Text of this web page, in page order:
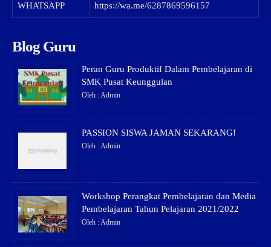
WHATSAPP https://wa.me/6287869596157
Blog Guru
Peran Guru Produktif Dalam Pembelajaran di
SMK Pusat Keunggulan
Oleh : Admin
PASSION SISWA JAMAN SEKARANG!
Oleh : Admin
Workshop Perangkat Pembelajaran dan Media
Pembelajaran Tahun Pelajaran 2021/2022
Oleh : Admin